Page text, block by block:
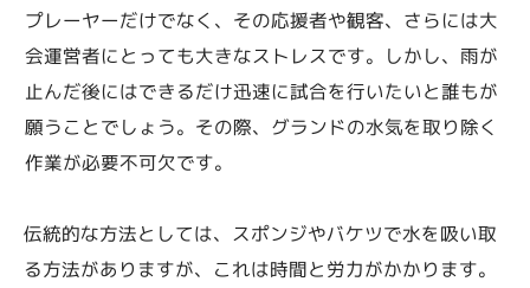
プレーヤーだけでなく、その応援者や観客、さらには大
会運営者にとっても大きなストレスです。しかし、雨が
止んだ後にはできるだけ迅速に試合を行いたいと誰もが
願うことでしょう。その際、グランドの水気を取り除く
作業が必要不可欠です。
伝統的な方法としては、スポンジやバケツで水を吸い取
る方法がありますが、これは時間と労力がかかります。